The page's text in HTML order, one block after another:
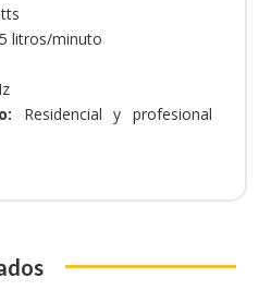
litros/minuto
Residencial y profesional